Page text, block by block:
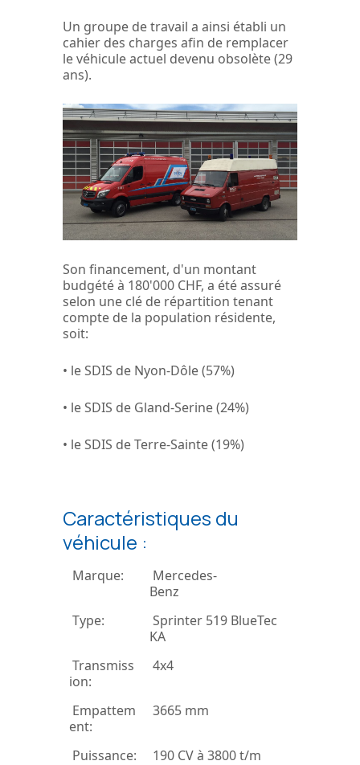
Un groupe de travail a ainsi établi un
cahier des charges afin de remplacer
le véhicule actuel devenu obsolète (29
ans).
Son financement, d'un montant
budgété à 180'000 CHF, a été assuré
selon une clé de répartition tenant
compte de la population résidente,
soit:
• le SDIS de Nyon-Dôle (57%)
• le SDIS de Gland-Serine (24%)
• le SDIS de Terre-Sainte (19%)
Caractéristiques du
véhicule :
Marque:
Mercedes-
Benz
Type:
Sprinter 519 BlueTec
KA
Transmiss
ion:
4x4
Empattem
ent:
3665 mm
Puissance:
190 CV à 3800 t/m